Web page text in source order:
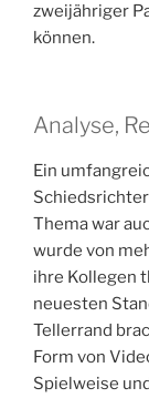
zweijähriger
können.
Analyse,
Ein
Thema war
wurde von
ihre Kollegen
neuesten
Tellerrand
Form von
Spielweise